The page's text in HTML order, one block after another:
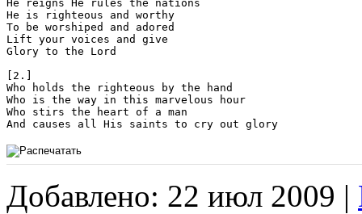
He reigns He rules the nations
He is righteous and worthy
To be worshiped and adored
Lift your voices and give
Glory to the Lord
[2.]
Who holds the righteous by the hand
Who is the way in this marvelous hour
Who stirs the heart of a man
And causes all His saints to cry out glory
Добавлено: 22 июл 2009 |